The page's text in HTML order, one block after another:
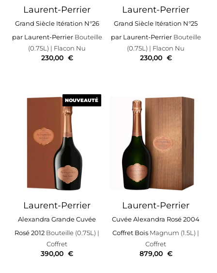
Laurent-Perrier
Grand Siècle Itération N°26
par Laurent-PerrierBouteille
(0.75L) | Flacon Nu
230,00 €
Laurent-Perrier
Grand Siècle Itération N°25
par Laurent-PerrierBouteille
(0.75L) | Flacon Nu
230,00 €
NOUVEAUTÉ
Laurent-Perrier
Alexandra Grande Cuvée
Rosé 2012 Bouteille (0.75L) |
Coffret
NOUVEAUTÉ
390,00 €
Laurent-Perrier
Cuvée Alexandra Rosé 2004
Coffret Bois Magnum (1.5L) |
Coffret
879,00 €